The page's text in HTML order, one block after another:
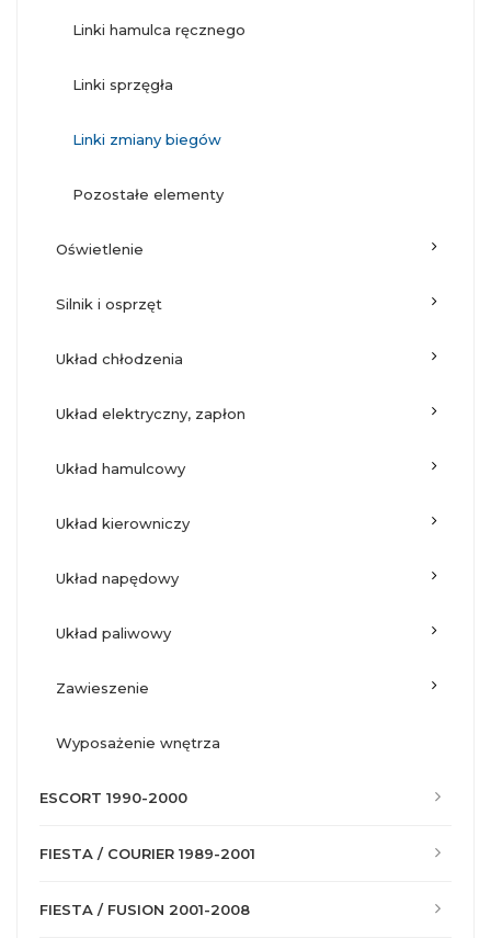
linki hamulca ręcznego
linki sprzęgła
linki zmiany biegów
pozostałe elementy
oświetlenie
silnik i osprzęt
układ chłodzenia
układ elektryczny, zapłon
układ hamulcowy
układ kierowniczy
układ napędowy
układ paliwowy
zawieszenie
wyposażenie wnętrza
ESCORT 1990-2000
FIESTA / COURIER 1989-2001
FIESTA / FUSION 2001-2008